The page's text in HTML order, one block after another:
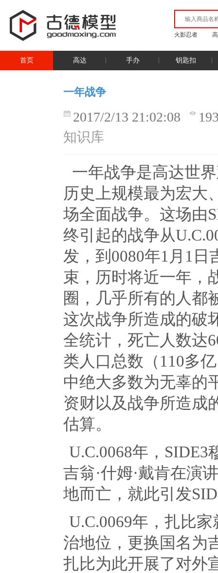
火影忍者
首页 高达 手办 钥匙扣
一年战争
2017/2/13 21:02:08
知识库
一年战争是高达世
历史上规模最为宏大
场全面战争。这场由
终引起的战争从
发，到 0080年1 月 1 日
束，历时将近一年，
圈，几乎所有的人都
这次战争所造成的破
全统计，死亡人数达
类人口总数（ 110多
中绝大多数为无辜的
资财以及战争所造成
估算。
U.C.0068年， SIDE3
吉翁·什姆·戴肯在演
地而亡，就此引发
U.C.0069年，扎比
治地位，更换国名为
扎比为此开展了对外